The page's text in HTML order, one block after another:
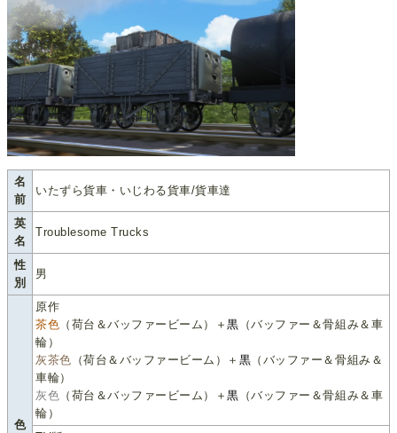
名
前
いたずら貨車・いじわる貨車/貨車達
英
名
Troublesome Trucks
性
別
男
色
原作
茶色 （荷台＆バッファービーム）＋黒 （バッファー＆骨組み＆車
輪）
灰茶色 （荷台＆バッファービーム）＋ 黒 （バッファー＆骨組み＆
車輪）
灰色 （荷台＆バッファービーム）＋黒 （バッファー＆骨組み＆車
輪）